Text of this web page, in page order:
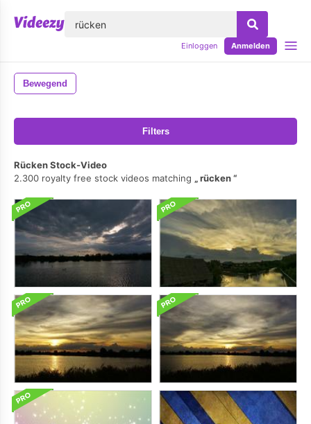
Einloggen Anmelden
Bewegend
Filters
Rücken Stock-Video
2.300 royalty free stock videos matching
rücken